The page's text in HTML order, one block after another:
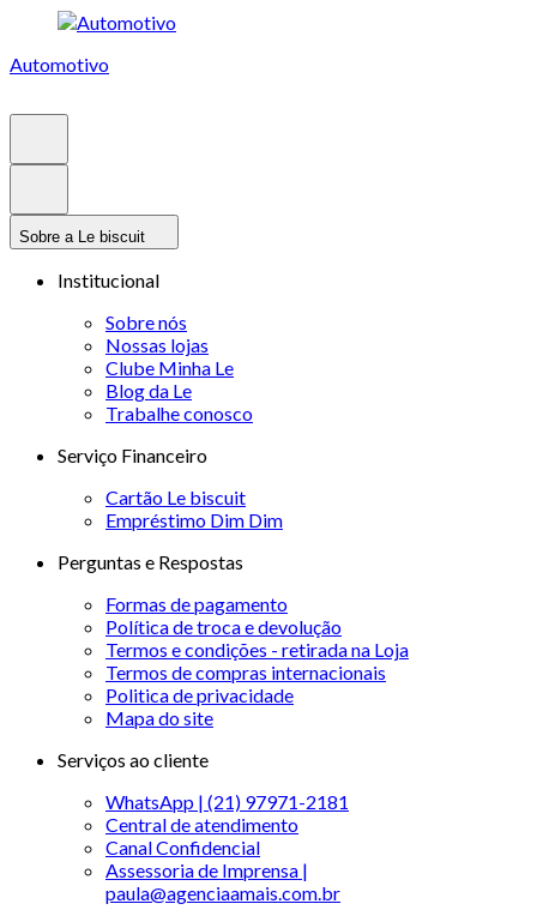
Automotivo
Sobre a Le biscuit
Institucional
Sobre nós
Nossas lojas
Clube Minha Le
Blog da Le
Trabalhe conosco
Serviço Financeiro
Cartão Le biscuit
Empréstimo Dim Dim
Perguntas e Respostas
Formas de pagamento
Política de troca e devolução
Termos e condições - retirada na Loja
Termos de compras internacionais
Politica de privacidade
Mapa do site
Serviços ao cliente
WhatsApp | (21) 97971-2181
Central de atendimento
Canal Confidencial
Assessoria de Imprensa |
paula@agenciaamais.com.br